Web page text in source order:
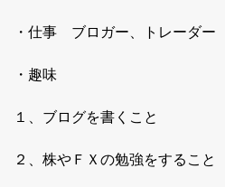
・仕事 ブロガー、トレーダー
・趣味
１、ブログを書くこと
２、株やＦＸの勉強をすること